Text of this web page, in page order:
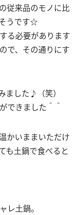
従来品のモノに比
うです☆
る必要があります
で、その通りにす
ました♪（笑）
できました＾＾
かいままいただけ
も土鍋で食べると
レ土鍋。